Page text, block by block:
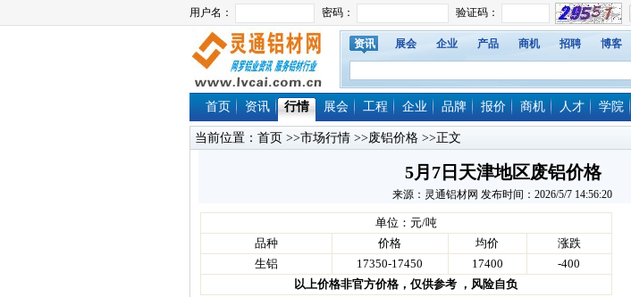
资讯 展会 企业 产品 商机 招聘 博客
首页 资讯 行情 展会 工程 企业 品牌 报价 商机 人才 学院
当前位置： 首页 >>市场行情 >>废铝价格 >>正文
5月7日天津地区废铝价格
来源：灵通铝材网 发布时间：2026/5/7 14:56:20
单位：元/吨
品种
价格 均价
涨跌
生铝
17350-17450 17400
-400
以上价格非官方价格，仅供参考 ，风险自负